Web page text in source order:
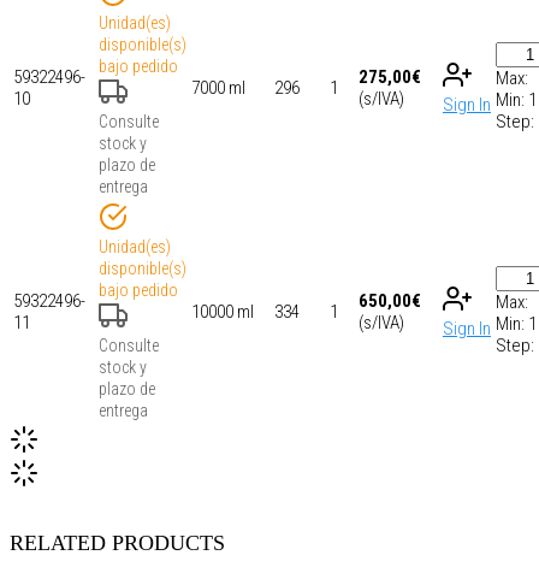
59322496-
10
Unidad(es)
disponible(s)
bajo pedido
Consulte
stock y
plazo de
entrega
7000 ml 296 1 275,00€
(s/IVA)
Sign In
Max:
Min: 1
Step:
59322496-
11
Unidad(es)
disponible(s)
bajo pedido
Consulte
stock y
plazo de
entrega
10000 ml 334 1 650,00€
(s/IVA)
Sign In
Max:
Min: 1
Step:
RELATED PRODUCTS